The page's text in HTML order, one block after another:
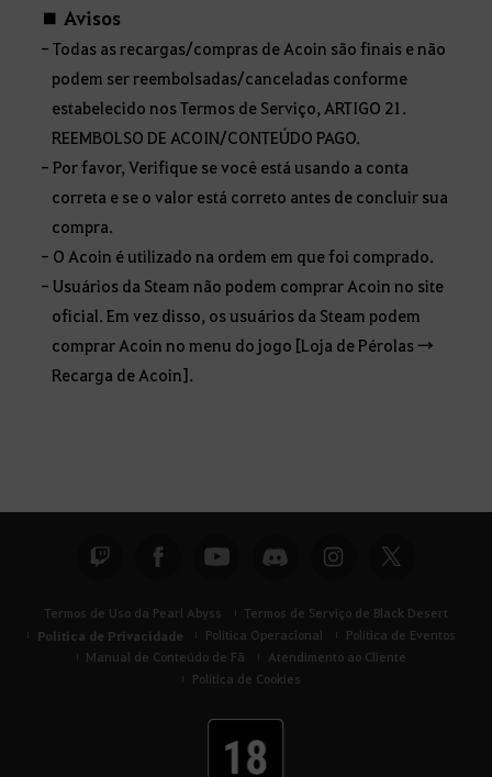
■ Avisos
- Todas as recargas/compras de Acoin são finais e não
podem ser reembolsadas/canceladas conforme
estabelecido nos Termos de Serviço, ARTIGO 21.
REEMBOLSO DE ACOIN/CONTEÚDO PAGO.
- Por favor, Verifique se você está usando a conta
correta e se o valor está correto antes de concluir sua
compra.
- O Acoin é utilizado na ordem em que foi comprado.
- Usuários da Steam não podem comprar Acoin no site
oficial. Em vez disso, os usuários da Steam podem
comprar Acoin no menu do jogo [Loja de Pérolas →
Recarga de Acoin].
Termos de Uso da Pearl Abyss Termos de Serviço de Black Desert
Política de Privacidade Política Operacional
Política de Eventos
Manual de Conteúdo de Fã
Atendimento ao Cliente
Política de Cookies